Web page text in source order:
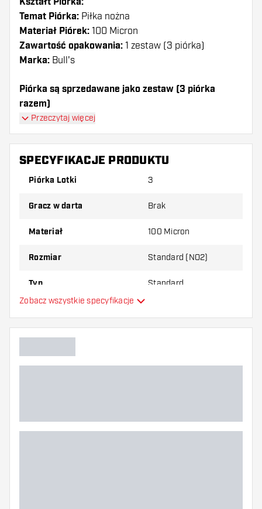
Temat Piórka: Piłka nożna
Materiał Piórek: 100 Micron
Zawartość opakowania: 1 zestaw (3 piórka)
Marka: Bull's
Piórka są sprzedawane jako zestaw (3 piórka
razem)
Dartshopper tip!
Upewnij się, że masz pod ręką dużo piórek i
złamane w wyniku użytkowania.
piórek, aby dowiedzieć się, który wariant
Przeczytaj więcej
SPECYFIKACJE PRODUKTU
Piórka Lotki 3
Gracz w darta Brak
Materiał 100 Micron
Rozmiar Standard (NO2)
Typ Standard
Główny kolor
Zobacz wszystkie specyfikacje